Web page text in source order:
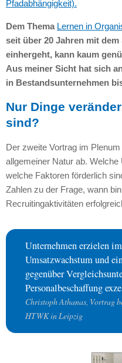
Pfadabhängigkeit).
Dem Thema Lernen in
seit über 20 Jahren mit
einhergeht, kann kaum
Aus meiner Sicht hat sich
in Bestandsunternehmen
Nur Dinge
sind?
Der zweite Vortrag im
allgemeiner Natur ab.
welche Faktoren förderlich
Zahlen zu der Frage, wann
Recruitingaktivitäten
Unternehmen erzielen
Umsatzwachstum und
gegenüber
Personalbeschaffung
Christoph Athanas, Vortrag
HTWK in Leipzig